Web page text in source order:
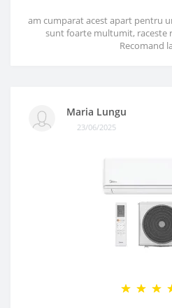
am cumparat acest apart pentru
sunt foarte multumit, raceste
Recomand
Maria Lungu
23/06/2025